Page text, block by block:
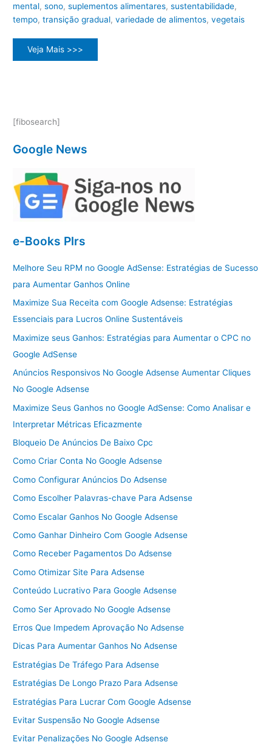
mental,sono,suplementos alimentares,sustentabilidade,
tempo,transição gradual,variedade de alimentos,vegetais
Alimentação
Saudável:
Veja Mais >>>
[fibosearch]
Google News
e-Books Plrs
Melhore Seu RPM no Google AdSense: Estratégias de Sucesso
para Aumentar Ganhos Online
Maximize Sua Receita com Google Adsense: Estratégias
Essenciais para Lucros Online Sustentáveis
Maximize seus Ganhos: Estratégias para Aumentar o CPC no
Google AdSense
Anúncios Responsivos No Google Adsense Aumentar Cliques
No Google Adsense
Maximize Seus Ganhos no Google AdSense: Como Analisar e
Interpretar Métricas Eficazmente
Bloqueio De Anúncios De Baixo Cpc
Como Criar Conta No Google Adsense
Como Configurar Anúncios Do Adsense
Como Escolher Palavras-chave Para Adsense
Como Escalar Ganhos No Google Adsense
Como Ganhar Dinheiro Com Google Adsense
Como Receber Pagamentos Do Adsense
Como Otimizar Site Para Adsense
Conteúdo Lucrativo Para Google Adsense
Como Ser Aprovado No Google Adsense
Erros Que Impedem Aprovação No Adsense
Dicas Para Aumentar Ganhos No Adsense
Estratégias De Tráfego Para Adsense
Estratégias De Longo Prazo Para Adsense
Estratégias Para Lucrar Com Google Adsense
Evitar Suspensão No Google Adsense
Evitar Penalizações No Google Adsense